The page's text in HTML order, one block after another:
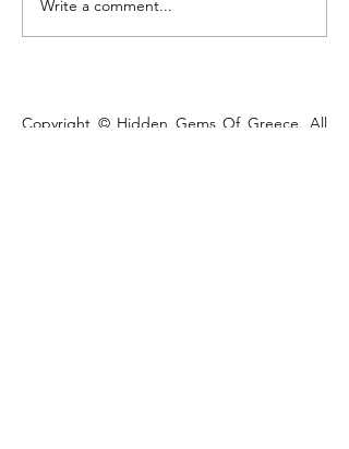
Lake Kastoria, the walk
that defines the town
Write a comment...
Copyright © Hidden Gems Of Greece. All